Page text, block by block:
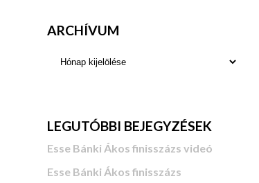
ARCHÍVUM
LEGUTÓBBI BEJEGYZÉSEK
Esse Bánki Ákos finisszázs videó
Esse Bánki Ákos finisszázs